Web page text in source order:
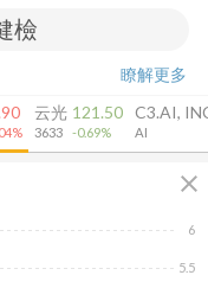
瞭解更多
云光
3633
121.50
-0.69%
C3.AI,
AI
close
5.5
6